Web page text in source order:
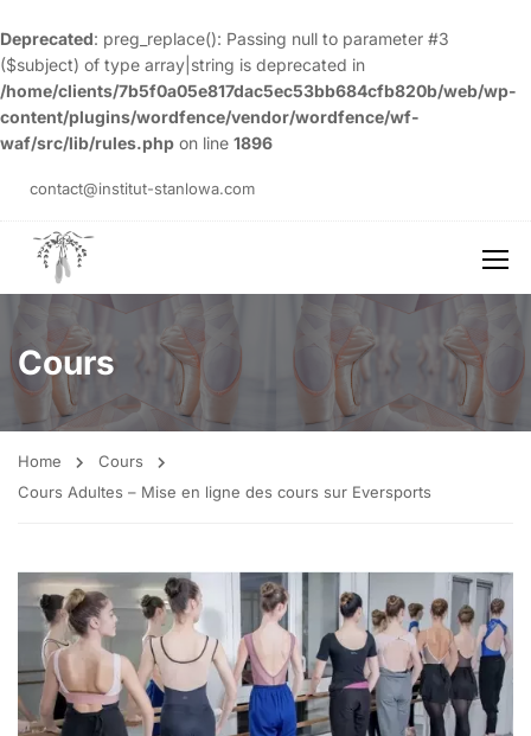
Deprecated: preg_replace(): Passing null to parameter #3
($subject) of type array|string is deprecated in
/home/clients/7b5f0a05e817dac5ec53bb684cfb820b/web/wp-
content/plugins/wordfence/vendor/wordfence/wf-
waf/src/lib/rules.php on line 1896
contact@institut-stanlowa.com
Cours
Home
Cours
Cours Adultes – Mise en ligne des cours sur Eversports